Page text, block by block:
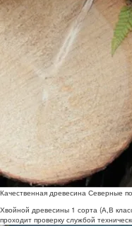
Качественная древесина Северные
Хвойной древесины 1 сорта (А,В
проходит проверку службой